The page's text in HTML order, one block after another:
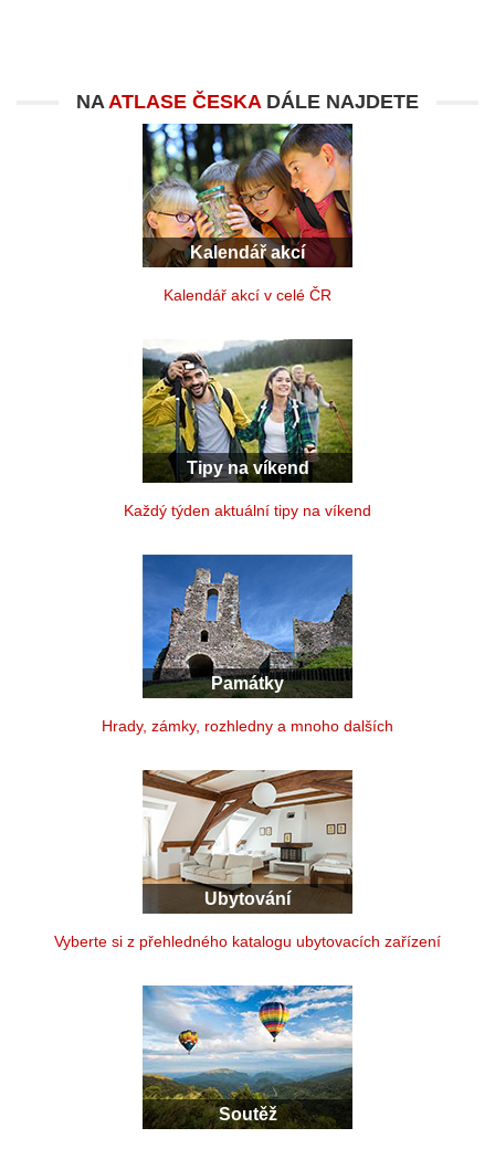
NAATLASE ČESKADÁLE NAJDETE
Kalendář akcí
Kalendář akcí v celé ČR
Tipy na víkend
Každý týden aktuální tipy na víkend
Památky
Hrady, zámky, rozhledny a mnoho dalších
Ubytování
Vyberte si z přehledného katalogu ubytovacích zařízení
Soutěž